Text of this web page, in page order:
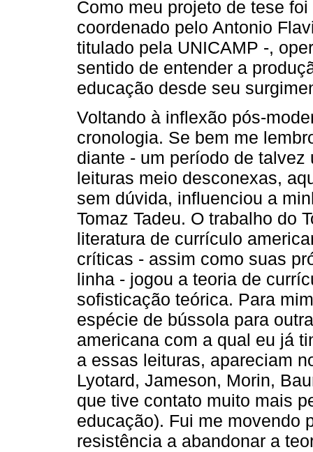
Como meu projeto de tese
coordenado pelo Antonio
titulado pela UNICAMP -,
sentido de entender a
educação desde seu
Voltando à inflexão pós-
cronologia. Se bem me
diante - um período de
leituras meio desconexas,
sem dúvida, influenciou a
Tomaz Tadeu. O trabalho do
literatura de currículo
críticas - assim como suas
linha - jogou a teoria de
sofisticação teórica. Para
espécie de bússola para
americana com a qual eu já
a essas leituras, apareciam
Lyotard, Jameson, Morin,
que tive contato muito mais
educação). Fui me movendo
resistência a abandonar a